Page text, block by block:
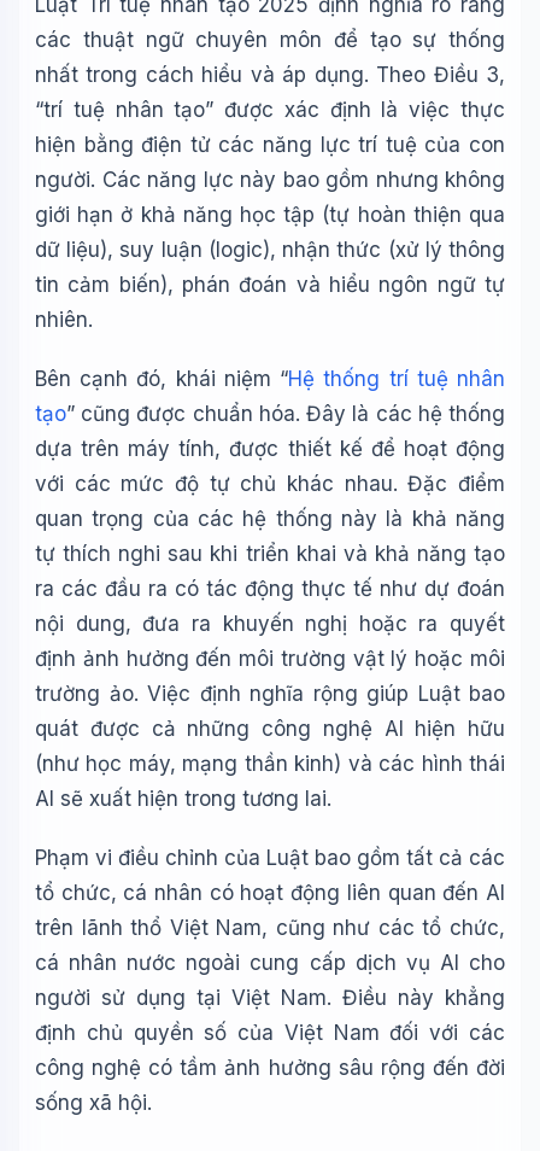
Luật Trí tuệ nhân tạo 2025 định nghĩa rõ ràng
các thuật ngữ chuyên môn để tạo sự thống
nhất trong cách hiểu và áp dụng. Theo Điều 3,
“trí tuệ nhân tạo” được xác định là việc thực
hiện bằng điện tử các năng lực trí tuệ của con
người. Các năng lực này bao gồm nhưng không
giới hạn ở khả năng học tập (tự hoàn thiện qua
dữ liệu), suy luận (logic), nhận thức (xử lý thông
tin cảm biến), phán đoán và hiểu ngôn ngữ tự
nhiên.
Bên cạnh đó, khái niệm “Hệ thống trí tuệ nhân
tạo” cũng được chuẩn hóa. Đây là các hệ thống
dựa trên máy tính, được thiết kế để hoạt động
với các mức độ tự chủ khác nhau. Đặc điểm
quan trọng của các hệ thống này là khả năng
tự thích nghi sau khi triển khai và khả năng tạo
ra các đầu ra có tác động thực tế như dự đoán
nội dung, đưa ra khuyến nghị hoặc ra quyết
định ảnh hưởng đến môi trường vật lý hoặc môi
trường ảo. Việc định nghĩa rộng giúp Luật bao
quát được cả những công nghệ AI hiện hữu
(như học máy, mạng thần kinh) và các hình thái
AI sẽ xuất hiện trong tương lai.
Phạm vi điều chỉnh của Luật bao gồm tất cả các
tổ chức, cá nhân có hoạt động liên quan đến AI
trên lãnh thổ Việt Nam, cũng như các tổ chức,
cá nhân nước ngoài cung cấp dịch vụ AI cho
người sử dụng tại Việt Nam. Điều này khẳng
định chủ quyền số của Việt Nam đối với các
công nghệ có tầm ảnh hưởng sâu rộng đến đời
sống xã hội.